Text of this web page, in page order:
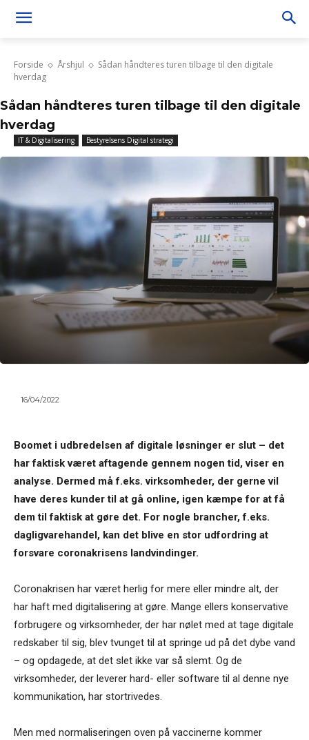
Forside Årshjul
Sådan håndteres turen tilbage til den digitale
hverdag
Sådan håndteres turen tilbage til den digitale
hverdag
IT & Digitalisering Bestyrelsens Digital strategi
16/04/2022
Boomet i udbredelsen af digitale løsninger er slut – det
har faktisk været aftagende gennem nogen tid, viser en
analyse. Dermed må f.eks. virksomheder, der gerne vil
have deres kunder til at gå online, igen kæmpe for at få
dem til faktisk at gøre det. For nogle brancher, f.eks.
dagligvarehandel, kan det blive en stor udfordring at
forsvare coronakrisens landvindinger.
Coronakrisen har været herlig for mere eller mindre alt, der
har haft med digitalisering at gøre. Mange ellers konservative
forbrugere og virksomheder, der har nølet med at tage digitale
redskaber til sig, blev tvunget til at springe ud på det dybe vand
– og opdagede, at det slet ikke var så slemt. Og de
virksomheder, der leverer hard- eller software til al denne nye
kommunikation, har stortrivedes.
Men med normaliseringen oven på vaccinerne kommer